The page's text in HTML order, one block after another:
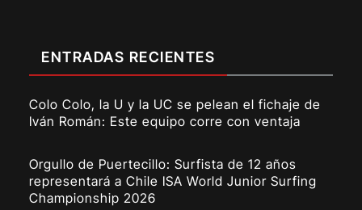
ENTRADAS RECIENTES
Colo Colo, la U y la UC se pelean el fichaje de
Iván Román: Este equipo corre con ventaja
Orgullo de Puertecillo: Surfista de 12 años
representará a Chile ISA World Junior Surfing
Championship 2026